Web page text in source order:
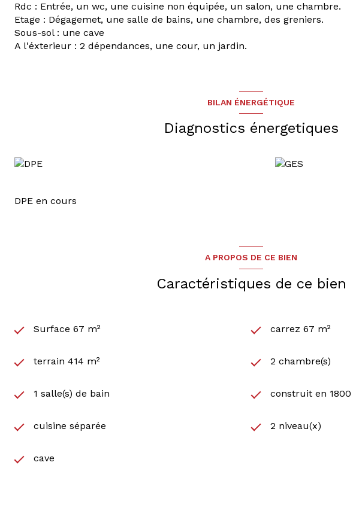
Rdc : Entrée, un wc, une cuisine non équipée, un salon, une chambre.
Etage : Dégagemet, une salle de bains, une chambre, des greniers.
Sous-sol : une cave
A l'éxterieur : 2 dépendances, une cour, un jardin.
BILAN ÉNERGÉTIQUE
Diagnostics énergetiques
DPE en cours
A PROPOS DE CE BIEN
Caractéristiques de ce bien
Surface 67 m² carrez 67 m²
terrain 414 m² 2 chambre(s)
1 salle(s) de bain construit en 1800
cuisine séparée 2 niveau(x)
cave